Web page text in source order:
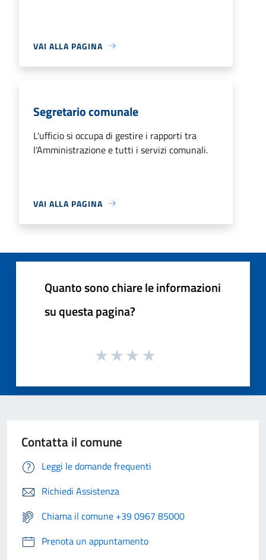
VAI ALLA PAGINA
Segretario comunale
L'ufficio si occupa di gestire i rapporti tra
l'Amministrazione e tutti i servizi comunali.
VAI ALLA PAGINA
Quanto sono chiare le informazioni
su questa pagina?
Contatta il comune
Leggi le domande frequenti
Richiedi Assistenza
Chiama il comune +39 0967 85000
Prenota un appuntamento